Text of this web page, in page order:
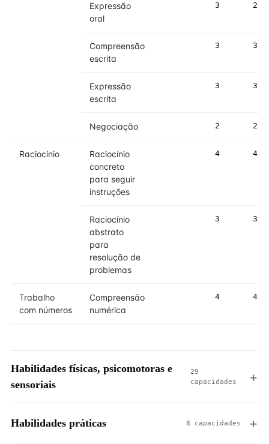
Expressão
oral
3 2
Compreensão
escrita
3 3
Expressão
escrita
3 3
Negociação 2 2
Raciocínio
Raciocínio
concreto
para seguir
instruções
4 4
Raciocínio
abstrato
para
resolução de
problemas
3 3
Trabalho
com números
Compreensão
numérica
4 4
Habilidades físicas, psicomotoras e
sensoriais
29
capacidades
Habilidades práticas 8 capacidades